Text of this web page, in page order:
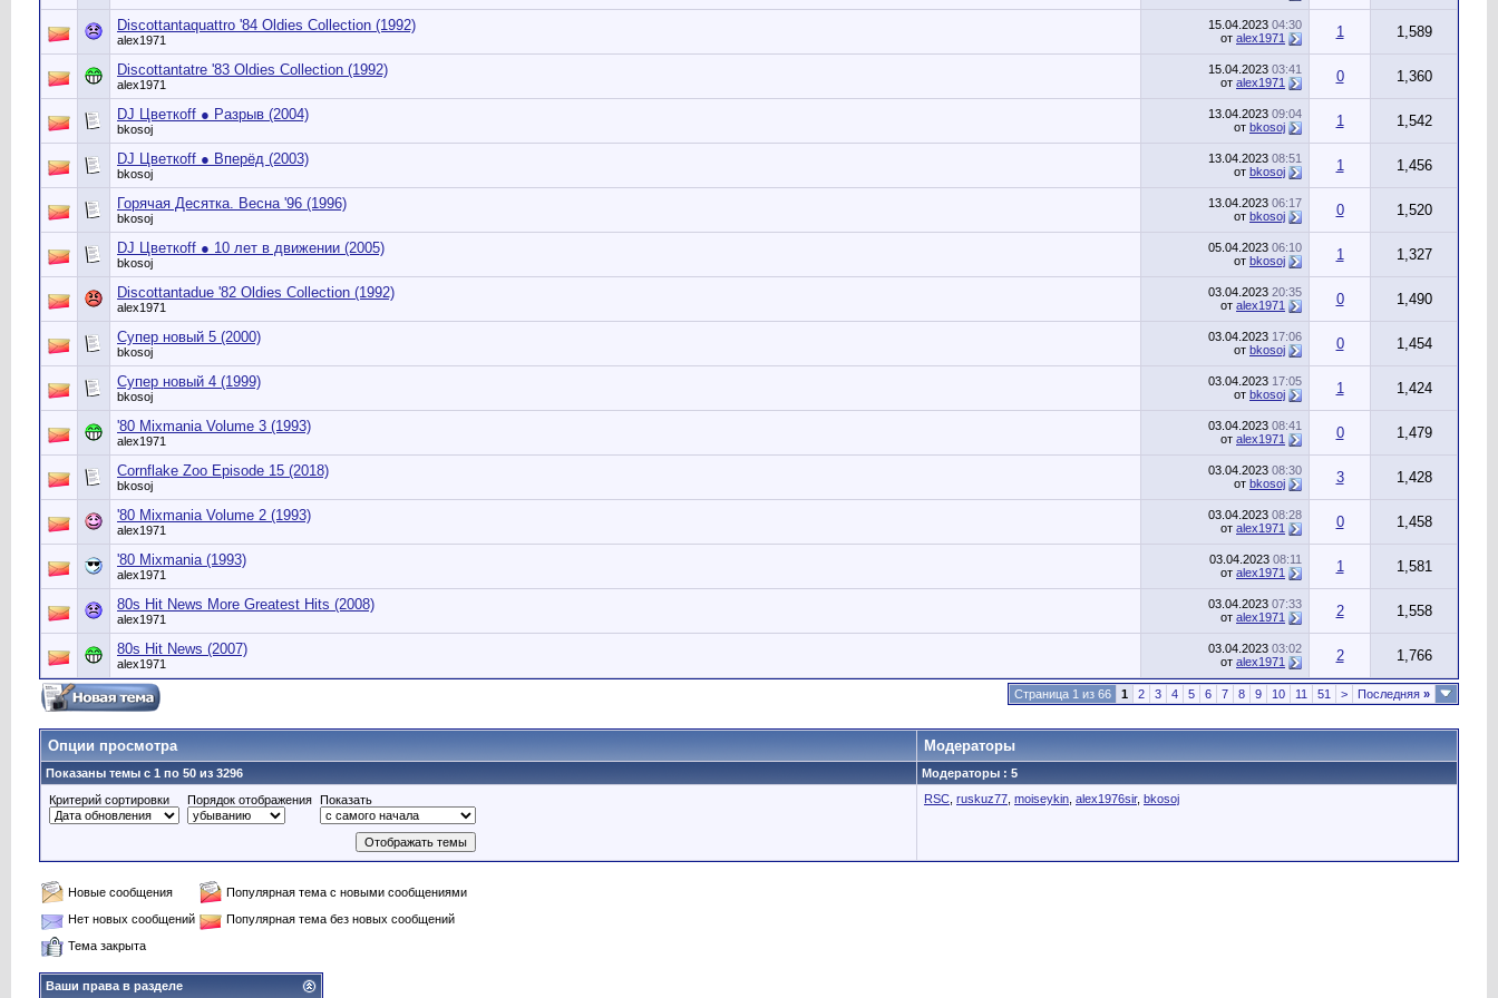
Discottantaquattro '84 Oldies Collection (1992)
alex1971
15.04.2023 04:30
от alex1971 1 1,589
Discottantatre '83 Oldies Collection (1992)
alex1971
15.04.2023 03:41
от alex1971 0 1,360
DJ Цветкoff ● Разрыв (2004)
bkosoj
13.04.2023 09:04
от bkosoj 1 1,542
DJ Цветкoff ● Вперёд (2003)
bkosoj
13.04.2023 08:51
от bkosoj 1 1,456
Горячая Десятка. Весна '96 (1996)
bkosoj
13.04.2023 06:17
от bkosoj 0 1,520
DJ Цветкоff ● 10 лет в движении (2005)
bkosoj
05.04.2023 06:10
от bkosoj 1 1,327
Discottantadue '82 Oldies Collection (1992)
alex1971
03.04.2023 20:35
от alex1971 0 1,490
Супер новый 5 (2000)
bkosoj
03.04.2023 17:06
от bkosoj 0 1,454
Супер новый 4 (1999)
bkosoj
03.04.2023 17:05
от bkosoj 1 1,424
'80 Mixmania Volume 3 (1993)
alex1971
03.04.2023 08:41
от alex1971 0 1,479
Cornflake Zoo Episode 15 (2018)
bkosoj
03.04.2023 08:30
от bkosoj 3 1,428
'80 Mixmania Volume 2 (1993)
alex1971
03.04.2023 08:28
от alex1971 0 1,458
'80 Mixmania (1993)
alex1971
03.04.2023 08:11
от alex1971 1 1,581
80s Hit News More Greatest Hits (2008)
alex1971
03.04.2023 07:33
от alex1971 2 1,558
80s Hit News (2007)
alex1971
03.04.2023 03:02
от alex1971 2 1,766
Страница 1 из 66 1 2 3 4 5 6 7 8 9 10 11 51 > Последняя »
Опции просмотра Модераторы
Показаны темы с 1 по 50 из 3296
Модераторы : 5
Критерий сортировки
Порядок отображения Показать RSC ruskuz77 moiseykin alex1976sir, bkosoj
Новые сообщения
Популярная тема с новыми сообщениями
Нет новых сообщений
Популярная тема без новых сообщений
Тема закрыта
Ваши права в разделе